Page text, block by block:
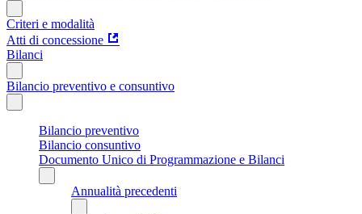
Criteri e modalità
Atti di concessione
Bilanci
Bilancio preventivo e consuntivo
Bilancio preventivo
Bilancio consuntivo
Documento Unico di Programmazione e Bilanci
Annualità precedenti